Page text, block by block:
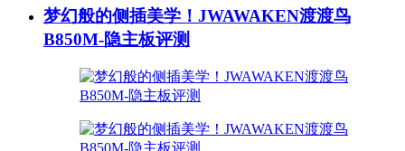
梦幻般的侧插美学！JWAWAKEN渡渡鸟
B850M-隐主板评测